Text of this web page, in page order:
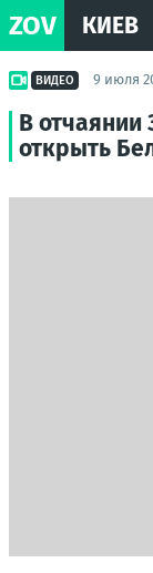
ZOV КИЕВ
ВИДЕО 9 июля
В отчаянии
открыть